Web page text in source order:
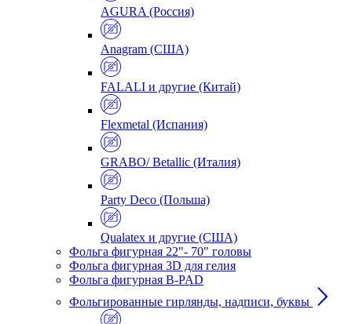
AGURA (Россия)
Anagram (США)
FALALI и другие (Китай)
Flexmetal (Испания)
GRABO/ Betallic (Италия)
Party Deco (Польша)
Qualatex и другие (США)
Фольга фигурная 22"- 70" головы
Фольга фигурная 3D для гелия
Фольга фигурная B-PAD
Фольгированные гирлянды, надписи, буквы